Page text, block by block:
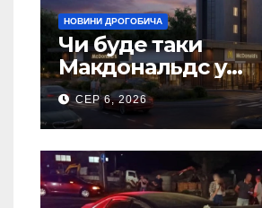
НОВИНИ ДРОГОБИЧА
Чи буде таки
Макдональдс у
Дрогобичі? (Фото)
СЕР 6, 2026